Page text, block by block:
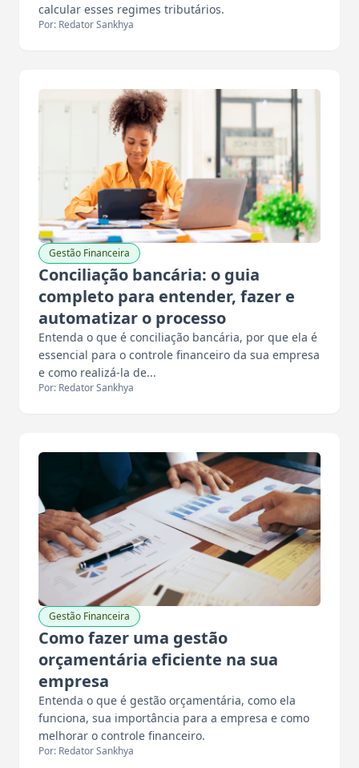
calcular esses regimes tributários.
Por: Redator Sankhya
Gestão Financeira
Conciliação bancária: o guia
completo para entender, fazer e
automatizar o processo
Entenda o que é conciliação bancária, por que ela é
essencial para o controle financeiro da sua empresa
e como realizá-la de...
Por: Redator Sankhya
Gestão Financeira
Como fazer uma gestão
orçamentária eficiente na sua
empresa
Entenda o que é gestão orçamentária, como ela
funciona, sua importância para a empresa e como
melhorar o controle financeiro.
Por: Redator Sankhya